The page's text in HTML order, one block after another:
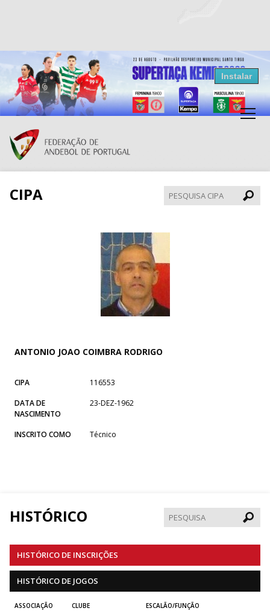
Resultados Andebol
Federação de Andebol de Portugal
Grátis - Disponivel na Play Store
Instalar
CIPA
CIPA
ANTONIO JOAO COIMBRA RODRIGO
CIPA
116553
DATA DE
NASCIMENTO
23-DEZ-1962
INSCRITO COMO Técnico
HISTÓRICO
HISTÓRICO DE INSCRIÇÕES
HISTÓRICO DE JOGOS
ASSOCIAÇÃO CLUBE ESCALÃO/FUNÇÃO